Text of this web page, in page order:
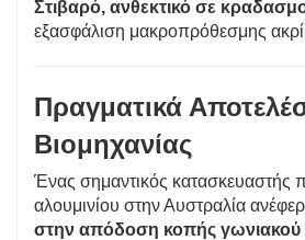
Στιβαρό, ανθεκτικό σε
εξασφάλιση μακροπρόθεσμης
Πραγματικά
Βιομηχανίας
Ένας σημαντικός κατασκευαστής
αλουμινίου στην Αυστραλία
στην απόδοση κοπής γωνιακού